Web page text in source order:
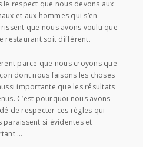
le respect que nous devons aux
et aux hommes qui s’en
que nous avons voulu que
restaurant soit différent.
parce que nous croyons que
dont nous faisons les choses
importante que les résultats
C’est pourquoi nous avons
de respecter ces règles qui
paraissent si évidentes et
…